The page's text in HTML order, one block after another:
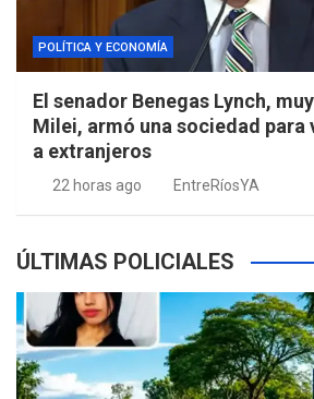
POLÍTICA Y ECONOMÍA
El senador Benegas Lynch,
Milei, armó una sociedad para
a extranjeros
22 horas ago EntreRíosYA
ÚLTIMAS POLICIALES